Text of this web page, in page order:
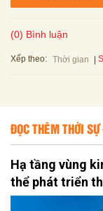
(0) Bình luận
Xếp theo: Thời gian
ĐỌC THÊM THỜI
Hạ tầng vùng
thể phát triển